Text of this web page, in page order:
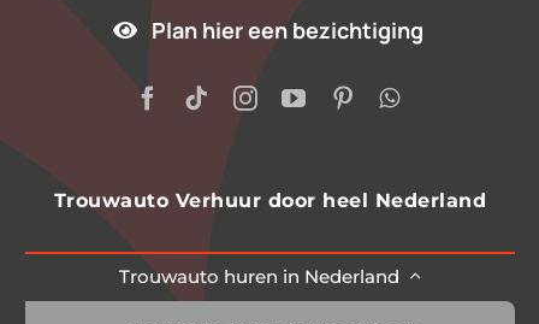
Plan hier een bezichtiging
Trouwauto Verhuur door heel Nederland
Trouwauto huren in Nederland